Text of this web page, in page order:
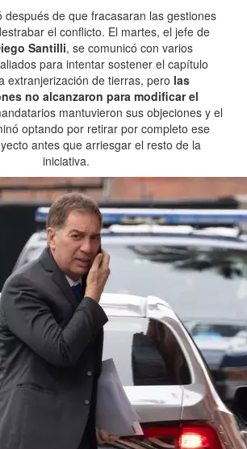
después de que fracasaran las gestiones
el conflicto. El martes, el jefe de
Santilli, se comunicó con varios
para intentar sostener el capítulo
extranjerización de tierras, pero las
no alcanzaron para modificar el
mantuvieron sus objeciones y el
optando por retirar por completo ese
antes que arriesgar el resto de la
iniciativa.